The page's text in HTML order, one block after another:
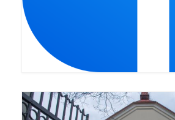
Pierwsza Komunia Św. – Gr